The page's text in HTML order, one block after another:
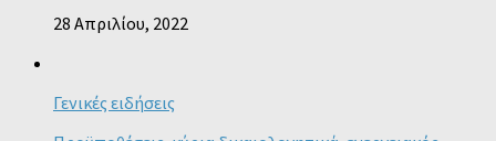
28 Απριλίου, 2022
Γενικές ειδήσεις